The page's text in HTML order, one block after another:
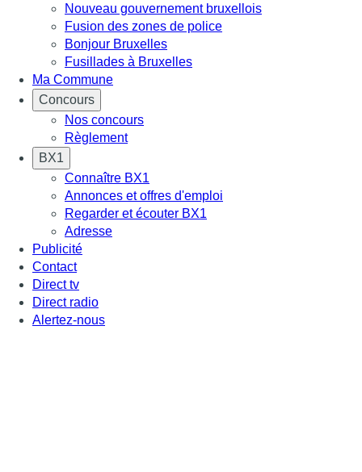
Nouveau gouvernement bruxellois
Fusion des zones de police
Bonjour Bruxelles
Fusillades à Bruxelles
Ma Commune
Concours
Nos concours
Règlement
BX1
Connaître BX1
Annonces et offres d'emploi
Regarder et écouter BX1
Adresse
Publicité
Contact
Direct tv
Direct radio
Alertez-nous